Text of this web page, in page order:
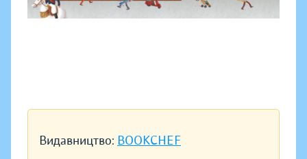
Видавництво: BOOKCHEF